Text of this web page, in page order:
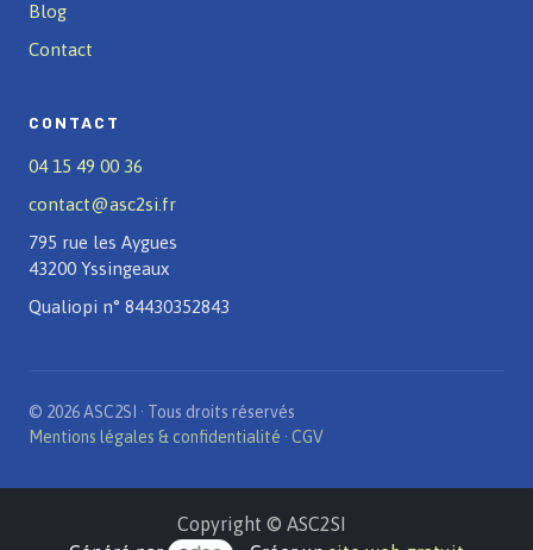
Blog
Contact
CONTACT
04 15 49 00 36
contact@asc2si.fr
795 rue les Aygues
43200 Yssingeaux
Qualiopi n° 84430352843
© 2026 ASC2SI · Tous droits réservés
Mentions légales & confidentialité · CGV
Copyright © ASC2SI